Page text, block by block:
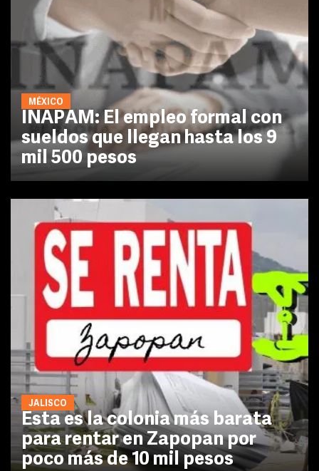
MÉXICO
INAPAM: El empleo formal con
sueldos que llegan hasta los 9
mil 500 pesos
JALISCO
Esta es la colonia más barata
para rentar en Zapopan por
poco más de 10 mil pesos